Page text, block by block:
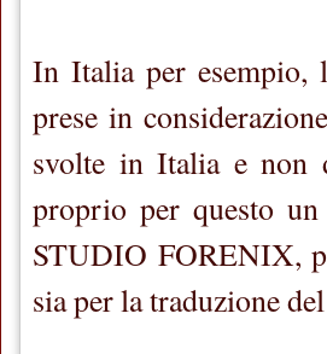
In Italia per esempio,
prese in
svolte in Italia e non
proprio per questo
STUDIO FORENIX,
sia per la traduzione